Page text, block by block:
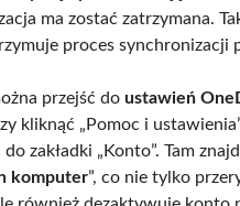
ma zostać zatrzymana.
proces synchronizacji
przejść do ustawień
kliknąć „Pomoc i
zakładki „Konto”. Tam
komputer”, co nie tylko